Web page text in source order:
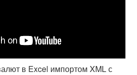
в Excel импортом XML с